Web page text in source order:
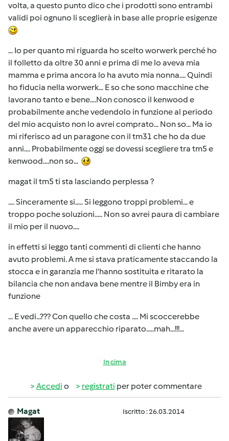
volta, a questo punto dico che i prodotti sono entrambi
validi poi ognuno li sceglierà in base alle proprie esigenze
... Io per quanto mi riguarda ho scelto worwerk perché ho
il folletto da oltre 30 anni e prima di me lo aveva mia
mamma e prima ancora lo ha avuto mia nonna.... Quindi
ho fiducia nella worwerk... E so che sono macchine che
lavorano tanto e bene....Non conosco il kenwood e
probabilmente anche vedendolo in funzione al periodo
del mio acquisto non lo avrei comprato... Non so... Ma io
mi riferisco ad un paragone con il tm31 che ho da due
anni.... Probabilmente oggi se dovessi scegliere tra tm5 e
kenwood....non so...
magat il tm5 ti sta lasciando perplessa ?
.... Sinceramente si..... Si leggono troppi problemi... e
troppo poche soluzioni..... Non so avrei paura di cambiare
il mio per il nuovo....
in effetti si leggo tanti commenti di clienti che hanno
avuto problemi. A me si stava praticamente staccando la
stocca e in garanzia me l'hanno sostituita e ritarato la
bilancia che non andava bene mentre il Bimby era in
funzione
... E vedi...??? Con quello che costa .... Mi scoccerebbe
anche avere un apparecchio riparato.....mah...!!!...
In cima
Accedi o registrati per poter commentare
Magat Iscritto : 26.03.2014